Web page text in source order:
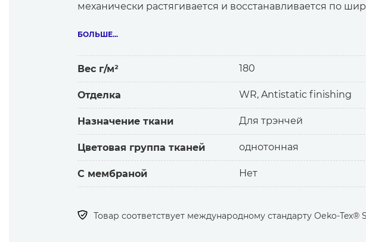
механически растягивается и восстанавливается по
— Прочная на разрыв и истирание.
— Сохраняет цвет от выгорания и стирок.
— Устойчивая к впитыванию воды.
— Быстро высыхает.
— Отталкивает грязь.
БОЛЬШЕ...
Вес г/м² 180
Отделка WR, Antistatic finishing
Назначение ткани Для трэнчей
Цветовая группа тканей однотонная
С мембраной Нет
Товар соответствует международному стандарту Оеko-Tex®